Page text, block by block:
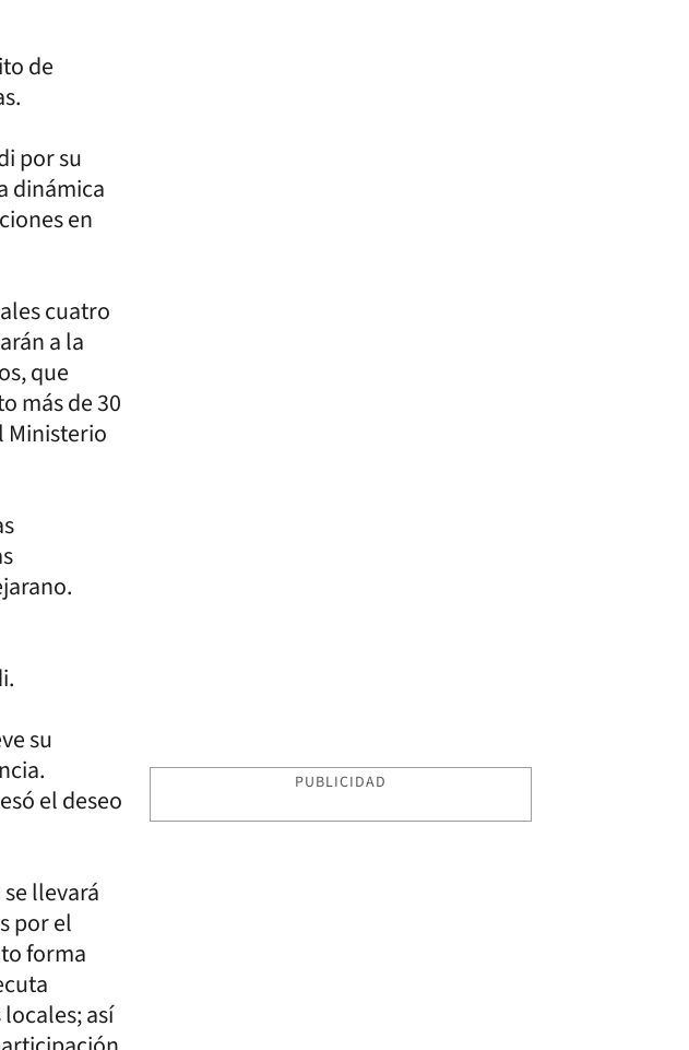
de
por su
dinámica
en
cuatro
a la
que
más de 30
Ministerio
su
el deseo
llevará
por el
forma
así
PUBLICIDAD